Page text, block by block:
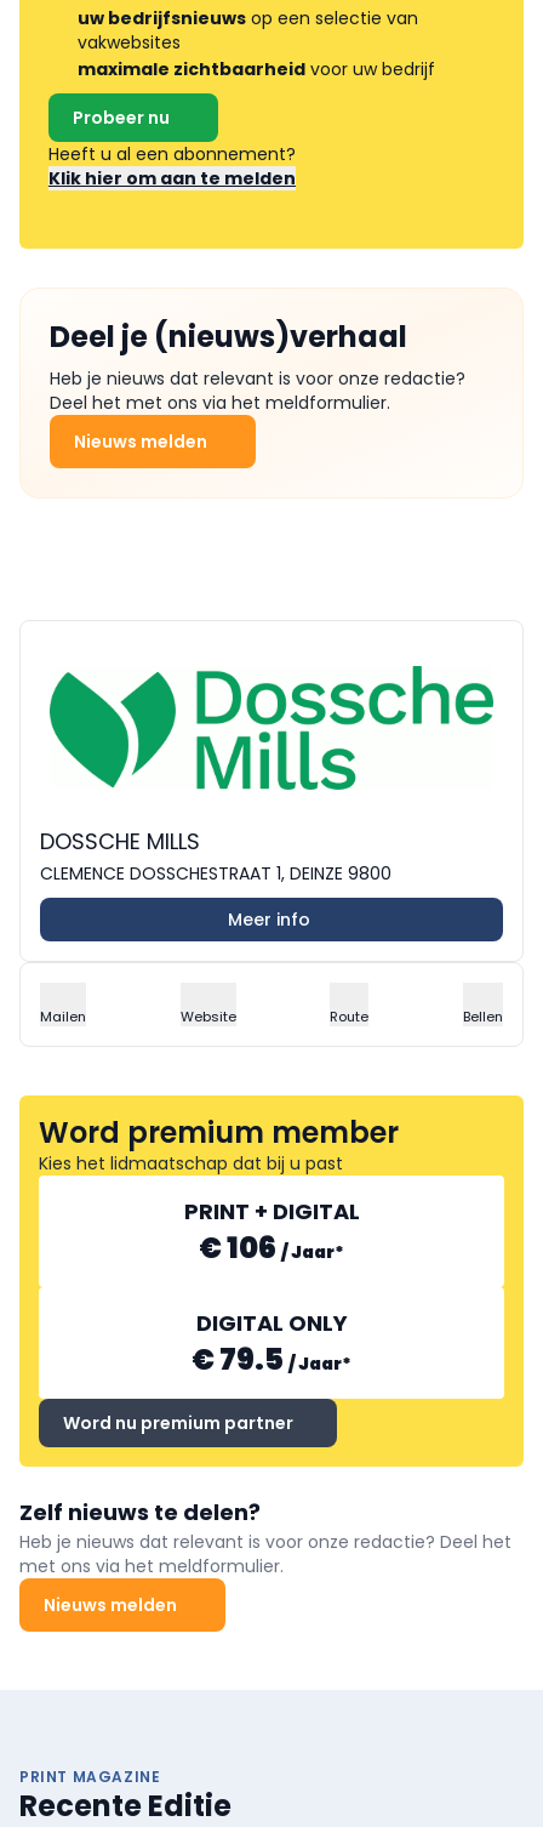
uw bedrijfsnieuws op een selectie van
vakwebsites
maximale zichtbaarheid voor uw bedrijf
Probeer nu
Heeft u al een abonnement?
Klik hier om aan te melden
Deel je (nieuws)verhaal
Heb je nieuws dat relevant is voor onze redactie?
Deel het met ons via het meldformulier.
Nieuws melden
DOSSCHE MILLS
CLEMENCE DOSSCHESTRAAT 1, DEINZE 9800
Meer info
Mailen Website Route Bellen
Word premium member
Kies het lidmaatschap dat bij u past
PRINT + DIGITAL
€ 106 /Jaar*
DIGITAL ONLY
€ 79.5 /Jaar*
Word nu premium partner
Zelf nieuws te delen?
Heb je nieuws dat relevant is voor onze redactie? Deel het
met ons via het meldformulier.
Nieuws melden
PRINT MAGAZINE
Recente Editie